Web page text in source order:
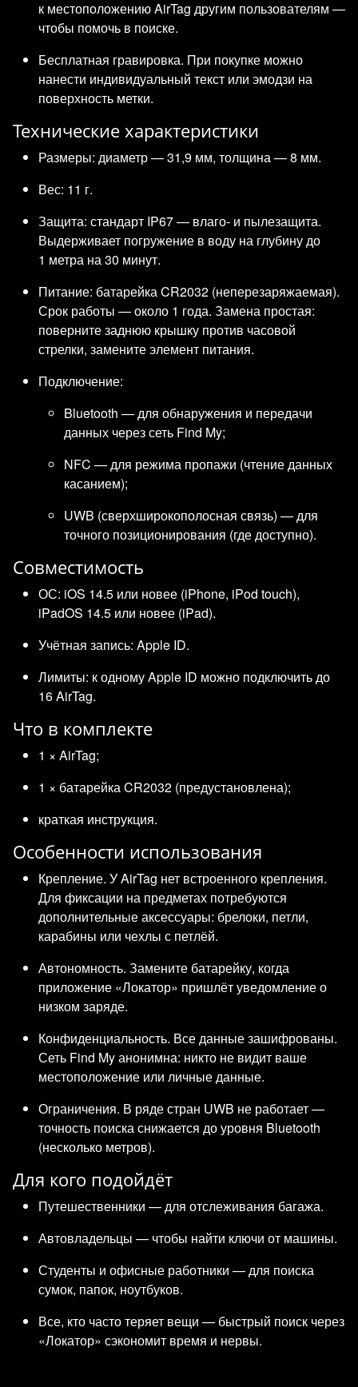
к местоположению AirTag другим пользователям —
чтобы помочь в поиске.
Бесплатная гравировка. При покупке можно
нанести индивидуальный текст или эмодзи на
поверхность метки.
Технические характеристики
Размеры: диаметр — 31,9 мм, толщина — 8 мм.
Вес: 11 г.
Защита: стандарт IP67 — влаго- и пылезащита.
Выдерживает погружение в воду на глубину до
1 метра на 30 минут.
Питание: батарейка CR2032 (неперезаряжаемая).
Срок работы — около 1 года. Замена простая:
поверните заднюю крышку против часовой
стрелки, замените элемент питания.
Подключение:
Bluetooth — для обнаружения и передачи
данных через сеть Find My;
NFC — для режима пропажи (чтение данных
касанием);
UWB (сверхширокополосная связь) — для
точного позиционирования (где доступно).
Совместимость
ОС: iOS 14.5 или новее (iPhone, iPod touch),
iPadOS 14.5 или новее (iPad).
Учётная запись: Apple ID.
Лимиты: к одному Apple ID можно подключить до
16 AirTag.
Что в комплекте
1 × AirTag;
1 × батарейка CR2032 (предустановлена);
краткая инструкция.
Особенности использования
Крепление. У AirTag нет встроенного крепления.
Для фиксации на предметах потребуются
дополнительные аксессуары: брелоки, петли,
карабины или чехлы с петлёй.
Автономность. Замените батарейку, когда
приложение «Локатор» пришлёт уведомление о
низком заряде.
Конфиденциальность. Все данные зашифрованы.
Сеть Find My анонимна: никто не видит ваше
местоположение или личные данные.
Ограничения. В ряде стран UWB не работает —
точность поиска снижается до уровня Bluetooth
(несколько метров).
Для кого подойдёт
Путешественники — для отслеживания багажа.
Автовладельцы — чтобы найти ключи от машины.
Студенты и офисные работники — для поиска
сумок, папок, ноутбуков.
Все, кто часто теряет вещи — быстрый поиск через
«Локатор» сэкономит время и нервы.